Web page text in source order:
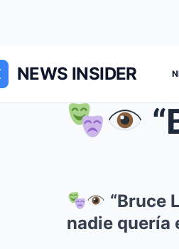
NEWS INSIDER
“Bruce
nadie quería